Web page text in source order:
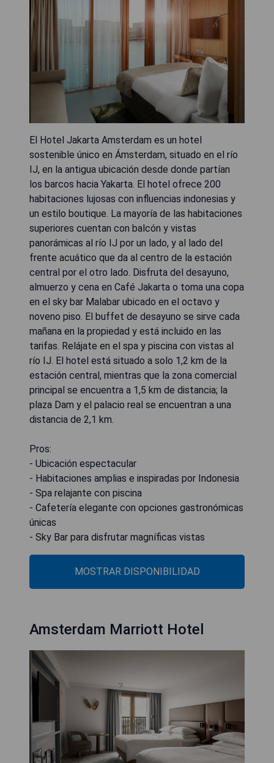
El Hotel Jakarta Amsterdam es un hotel
sostenible único en Ámsterdam, situado en el río
IJ, en la antigua ubicación desde donde partían
los barcos hacia Yakarta. El hotel ofrece 200
habitaciones lujosas con influencias indonesias y
un estilo boutique. La mayoría de las habitaciones
superiores cuentan con balcón y vistas
panorámicas al río IJ por un lado, y al lado del
frente acuático que da al centro de la estación
central por el otro lado. Disfruta del desayuno,
almuerzo y cena en Café Jakarta o toma una copa
en el sky bar Malabar ubicado en el octavo y
noveno piso. El buffet de desayuno se sirve cada
mañana en la propiedad y está incluido en las
tarifas. Relájate en el spa y piscina con vistas al
río IJ. El hotel está situado a solo 1,2 km de la
estación central, mientras que la zona comercial
principal se encuentra a 1,5 km de distancia; la
plaza Dam y el palacio real se encuentran a una
distancia de 2,1 km.
Pros:
- Ubicación espectacular
- Habitaciones amplias e inspiradas por Indonesia
- Spa relajante con piscina
- Cafetería elegante con opciones gastronómicas
únicas
- Sky Bar para disfrutar magníficas vistas
MOSTRAR DISPONIBILIDAD
Amsterdam Marriott Hotel